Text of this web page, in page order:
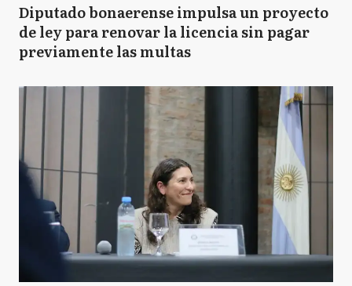
Diputado bonaerense impulsa un proyecto
de ley para renovar la licencia sin pagar
previamente las multas